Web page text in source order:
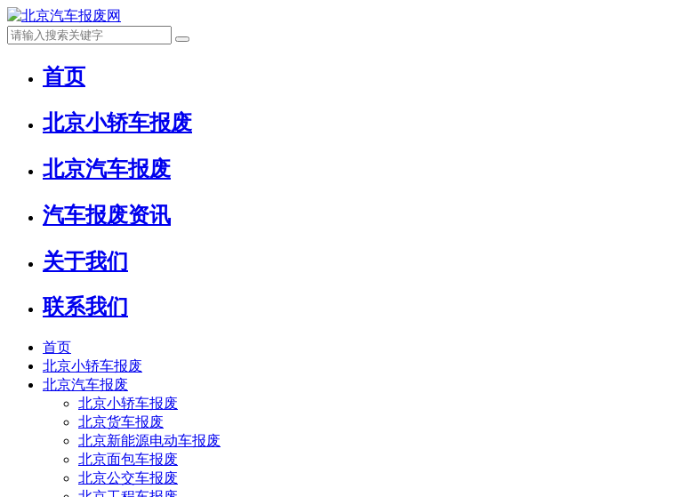
首页
北京小轿车报废
北京汽车报废
汽车报废资讯
关于我们
联系我们
首页
北京小轿车报废
北京汽车报废
北京小轿车报废
北京货车报废
北京新能源电动车报废
北京面包车报废
北京公交车报废